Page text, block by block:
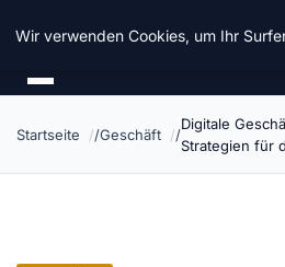
Chinavisum24
Startseite Geschäft
Digitale
Strategien für
Wir verwenden Cookies, um Ihr